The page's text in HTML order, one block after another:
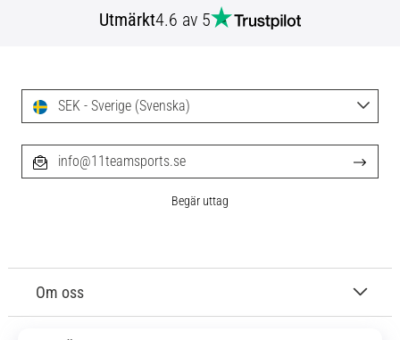
Utmärkt4.6 av 5
Om oss
SEK - Sverige (Svenska)
info@11teamsports.se
Begär uttag